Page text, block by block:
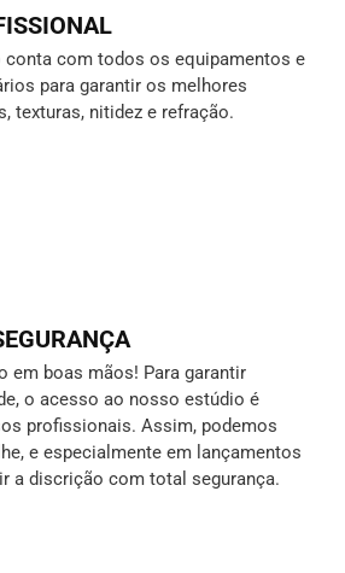
conta com todos os equipamentos e
para garantir os melhores
texturas, nitidez e refração.
em boas mãos! Para garantir
o acesso ao nosso estúdio é
profissionais. Assim, podemos
e especialmente em lançamentos
a discrição com total segurança.